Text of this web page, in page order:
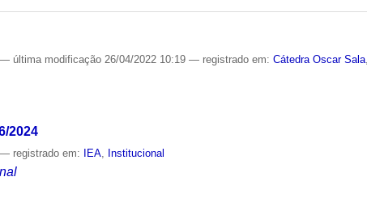
— última modificação 26/04/2022 10:19— registrado em:Cátedra Oscar Sala
2024
— registrado em: IEA Institucional